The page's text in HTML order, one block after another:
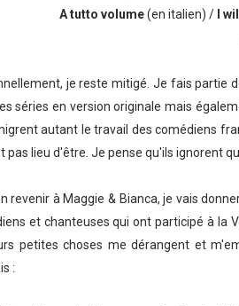
A tutto volume(en italien) / I
je reste mitigé. Je fais partie
séries en version originale mais
autant le travail des comédiens
pas lieu d'être. Je pense qu'ils ignorent
revenir à Maggie & Bianca, je vais
et chanteuses qui ont participé à la
petites choses me dérangent et
: